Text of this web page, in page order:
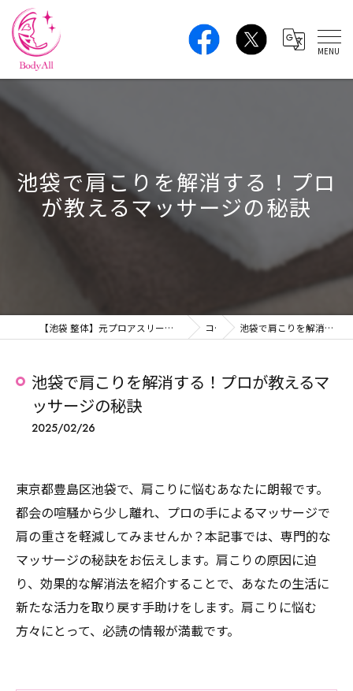
池袋で肩こりを解消する！プロ
が教えるマッサージの秘訣
【池袋 整体】元プロアスリートの本格ボディケア｜肩こり・腰痛・姿勢改善 BodyAll コラム 池袋で肩こりを解消する！プロが教えるマッサージの秘訣
池袋で肩こりを解消する！プロが教えるマ
ッサージの秘訣
2025/02/26
東京都豊島区池袋で、肩こりに悩むあなたに朗報です。
都会の喧騒から少し離れ、プロの手によるマッサージで
肩の重さを軽減してみませんか？本記事では、専門的な
マッサージの秘訣をお伝えします。肩こりの原因に迫
り、効果的な解消法を紹介することで、あなたの生活に
新たな活力を取り戻す手助けをします。肩こりに悩む
方々にとって、必読の情報が満載です。